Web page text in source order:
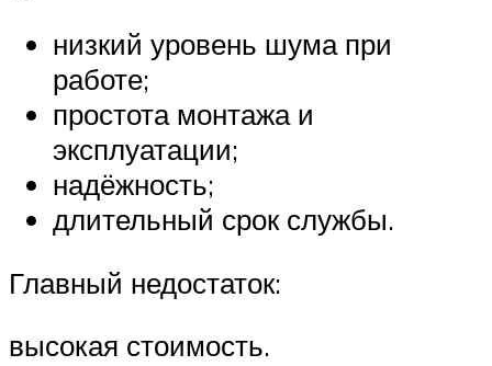
низкий уровень шума при
работе;
простота монтажа и
эксплуатации;
надёжность;
длительный срок службы.
Главный недостаток:
высокая стоимость.